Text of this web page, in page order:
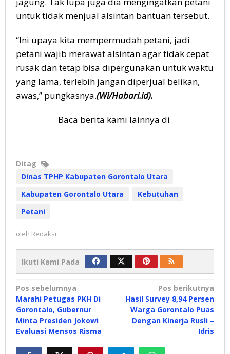
untuk tidak menjual alsintan bantuan tersebut.
“Ini upaya kita mempermudah petani, jadi
petani wajib merawat alsintan agar tidak cepat
rusak dan tetap bisa dipergunakan untuk waktu
yang lama, terlebih jangan diperjual belikan,
awas,” pungkasnya.(Wi/Habari.id).
Baca berita kami lainnya di
Ditag
Dinas TPHP Kabupaten Gorontalo Utara
Kabupaten Gorontalo Utara
Kebutuhan
Petani
oleh Redaksi
Ikuti Kami Pada
Navigasi
pos
Pos sebelumnya
Marahi Petugas PKH Di
Gorontalo, Gubernur
Minta Presiden Jokowi
Evaluasi Mensos Risma
Pos berikutnya
Hasil Survey 8,94 Persen
Warga Gorontalo Puas
Dengan Kinerja Rusli –
Idris